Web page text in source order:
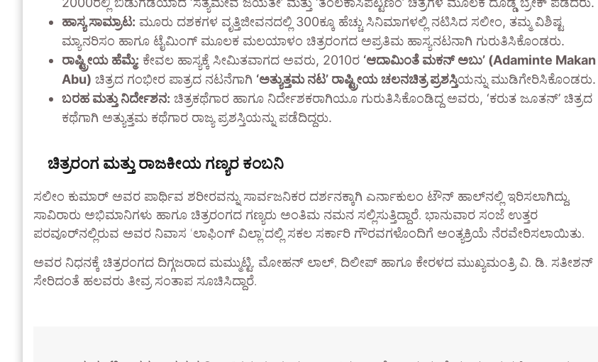
ಹಾಸ್ಯ ಸಾಮ್ರಾಟ: ಮೂರು ದಶಕಗಳ ವೃತ್ತಿಜೀವನದಲ್ಲಿ 300ಕ್ಕೂ ಹೆಚ್ಚು ಸಿನಿಮಾಗಳಲ್ಲಿ ನಟಿಸಿದ ಸಲೀಂ, ತಮ್ಮ ವಿಶಿಷ್ಟ
ಮ್ಯಾನರಿಸಂ ಹಾಗೂ ಟೈಮಿಂಗ್ ಮೂಲಕ ಮಲಯಾಳಂ ಚಿತ್ರರಂಗದ ಅಪ್ರತಿಮ ಹಾಸ್ಯನಟನಾಗಿ ಗುರುತಿಸಿಕೊಂಡರು.
ರಾಷ್ಟ್ರೀಯ ಹೆಮ್ಮೆ: ಕೇವಲ ಹಾಸ್ಯಕ್ಕೆ ಸೀಮಿತವಾಗದ ಅವರು, 2010ರ ‘ಆದಾಮಿಂತೆ ಮಕನ್ ಅಬು’ (Adaminte Makan
Abu) ಚಿತ್ರದ ಗಂಭೀರ ಪಾತ್ರದ ನಟನೆಗಾಗಿ ‘ಅತ್ಯುತ್ತಮ ನಟ’ ರಾಷ್ಟ್ರೀಯ ಚಲನಚಿತ್ರ ಪ್ರಶಸ್ತಿಯನ್ನು ಮುಡಿಗೇರಿಸಿಕೊಂಡರು.
ಬರಹ ಮತ್ತು ನಿರ್ದೇಶನ: ಚಿತ್ರಕಥೆಗಾರ ಹಾಗೂ ನಿರ್ದೇಶಕರಾಗಿಯೂ ಗುರುತಿಸಿಕೊಂಡಿದ್ದ ಅವರು, ‘ಕರುತ ಜೂತನ್’ ಚಿತ್ರದ
ಕಥೆಗಾಗಿ ಅತ್ಯುತ್ತಮ ಕಥೆಗಾರ ರಾಜ್ಯ ಪ್ರಶಸ್ತಿಯನ್ನು ಪಡೆದಿದ್ದರು.
ಚಿತ್ರರಂಗ ಮತ್ತು ರಾಜಕೀಯ ಗಣ್ಯರ ಕಂಬನಿ
ಸಲೀಂ ಕುಮಾರ್ ಅವರ ಪಾರ್ಥಿವ ಶರೀರವನ್ನು ಸಾರ್ವಜನಿಕರ ದರ್ಶನಕ್ಕಾಗಿ ಎರ್ನಾಕುಲಂ ಟೌನ್ ಹಾಲ್‌ನಲ್ಲಿ ಇರಿಸಲಾಗಿದ್ದು,
ಸಾವಿರಾರು ಅಭಿಮಾನಿಗಳು ಹಾಗೂ ಚಿತ್ರರಂಗದ ಗಣ್ಯರು ಅಂತಿಮ ನಮನ ಸಲ್ಲಿಸುತ್ತಿದ್ದಾರೆ. ಭಾನುವಾರ ಸಂಜೆ ಉತ್ತರ
ಪರವೂರ್‌ನಲ್ಲಿರುವ ಅವರ ನಿವಾಸ ‘ಲಾಫಿಂಗ್ ವಿಲ್ಲಾ’ದಲ್ಲಿ ಸಕಲ ಸರ್ಕಾರಿ ಗೌರವಗಳೊಂದಿಗೆ ಅಂತ್ಯಕ್ರಿಯೆ ನೆರವೇರಿಸಲಾಯಿತು.
ಅವರ ನಿಧನಕ್ಕೆ ಚಿತ್ರರಂಗದ ದಿಗ್ಗಜರಾದ ಮಮ್ಮುಟ್ಟಿ, ಮೋಹನ್ ಲಾಲ್, ದಿಲೀಪ್ ಹಾಗೂ ಕೇರಳದ ಮುಖ್ಯಮಂತ್ರಿ ವಿ. ಡಿ. ಸತೀಶನ್
ಸೇರಿದಂತೆ ಹಲವರು ತೀವ್ರ ಸಂತಾಪ ಸೂಚಿಸಿದ್ದಾರೆ.